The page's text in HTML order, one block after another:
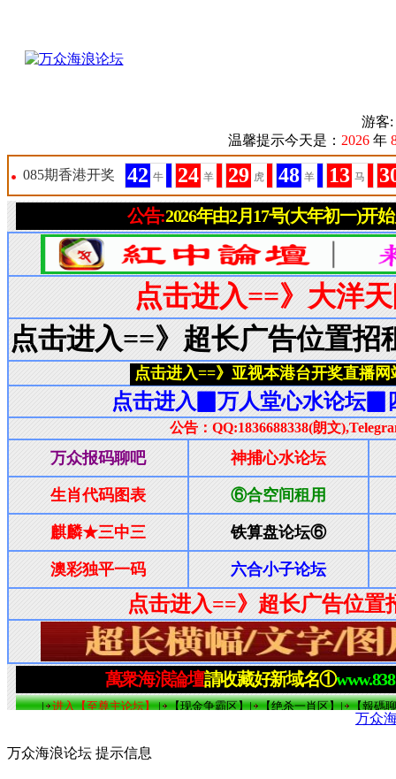
游
温馨提示今天是： 2026 年
万众
万众海浪论坛 提示信息